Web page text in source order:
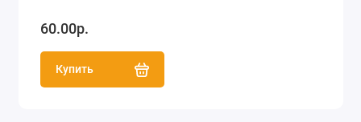
60.00р.
Купить